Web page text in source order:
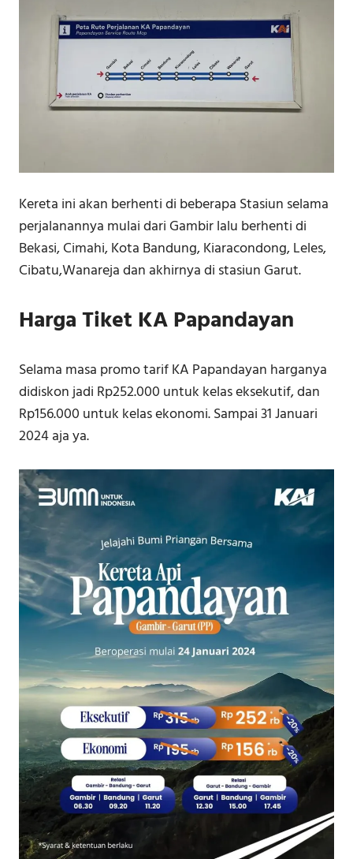
Kereta ini akan berhenti di beberapa Stasiun selama
perjalanannya mulai dari Gambir lalu berhenti di
Bekasi, Cimahi, Kota Bandung, Kiaracondong, Leles,
Cibatu,Wanareja dan akhirnya di stasiun Garut.
Harga Tiket KA Papandayan
Selama masa promo tarif KA Papandayan harganya
didiskon jadi Rp252.000 untuk kelas eksekutif, dan
Rp156.000 untuk kelas ekonomi. Sampai 31 Januari
2024 aja ya.